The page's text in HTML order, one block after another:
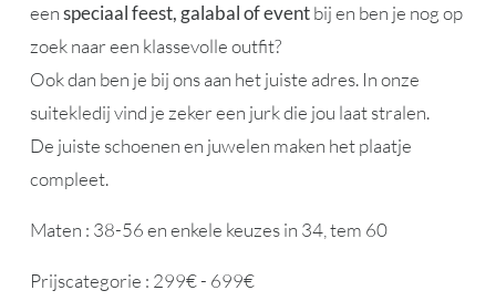
eenspeciaal feest, galabal of eventbij en ben je nog op
zoek naar een klassevolle outfit?
Ook dan ben je bij ons aan het juiste adres. In onze
suitekledij vind je zeker een jurk die jou laat stralen.
De juiste schoenen en juwelen maken het plaatje
compleet.
Maten : 38-56 en enkele keuzes in 34, tem 60
Prijscategorie : 299€ - 699€